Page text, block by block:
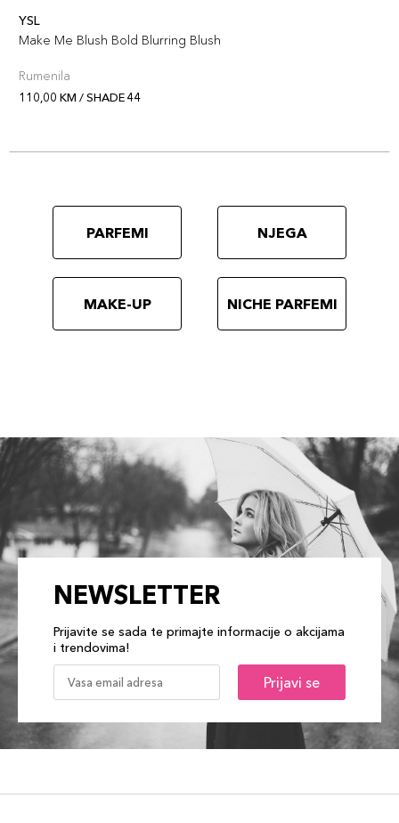
YSL
Make Me Blush Bold Blurring Blush
Rumenila
110,00 KM / SHADE 44
PARFEMI NJEGA
MAKE-UP NICHE PARFEMI
NEWSLETTER
Prijavite se sada te primajte informacije o akcijama
i trendovima!
Prijavi se